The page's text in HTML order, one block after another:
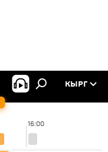
КЫРГ
16:00